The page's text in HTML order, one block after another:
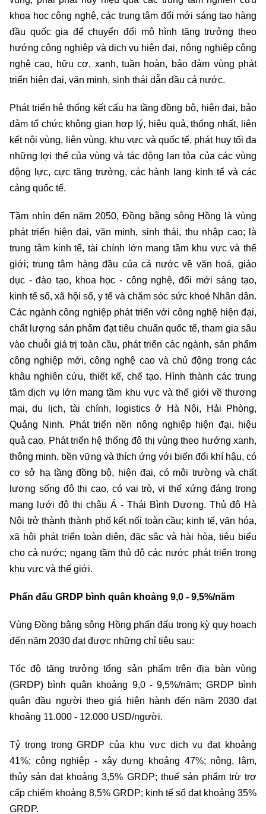
khoa học công nghệ, các trung tâm đổi mới sáng tạo hàng
đầu quốc gia để chuyển đổi mô hình tăng trưởng theo
hướng công nghiệp và dịch vụ hiện đại, nông nghiệp công
nghệ cao, hữu cơ, xanh, tuần hoàn, bảo đảm vùng phát
triển hiện đại, văn minh, sinh thái dẫn đầu cả nước.
Phát triển hệ thống kết cấu hạ tầng đồng bộ, hiện đại, bảo
đảm tổ chức không gian hợp lý, hiệu quả, thống nhất, liên
kết nội vùng, liên vùng, khu vực và quốc tế, phát huy tối đa
những lợi thế của vùng và tác động lan tỏa của các vùng
động lực, cực tăng trưởng, các hành lang kinh tế và các
cảng quốc tế.
Tầm nhìn đến năm 2050, Đồng bằng sông Hồng là vùng
phát triển hiện đại, văn minh, sinh thái, thu nhập cao; là
trung tâm kinh tế, tài chính lớn mang tầm khu vực và thế
giới; trung tâm hàng đầu của cả nước về văn hoá, giáo
dục - đào tạo, khoa học - công nghệ, đổi mới sáng tạo,
kinh tế số, xã hội số, y tế và chăm sóc sức khoẻ Nhân dân.
Các ngành công nghiệp phát triển với công nghệ hiện đại,
chất lượng sản phẩm đạt tiêu chuẩn quốc tế, tham gia sâu
vào chuỗi giá trị toàn cầu, phát triển các ngành, sản phẩm
công nghiệp mới, công nghệ cao và chủ động trong các
khâu nghiên cứu, thiết kế, chế tạo. Hình thành các trung
tâm dịch vụ lớn mang tầm khu vực và thế giới về thương
mại, du lịch, tài chính, logistics ở Hà Nội, Hải Phòng,
Quảng Ninh. Phát triển nền nông nghiệp hiện đại, hiệu
quả cao. Phát triển hệ thống đô thị vùng theo hướng xanh,
thông minh, bền vững và thích ứng với biến đổi khí hậu, có
cơ sở hạ tầng đồng bộ, hiện đại, có môi trường và chất
lượng sống đô thị cao, có vai trò, vị thế xứng đáng trong
mạng lưới đô thị châu Á - Thái Bình Dương. Thủ đô Hà
Nội trở thành thành phố kết nối toàn cầu; kinh tế, văn hóa,
xã hội phát triển toàn diện, đặc sắc và hài hòa, tiêu biểu
cho cả nước; ngang tầm thủ đô các nước phát triển trong
khu vực và thế giới.
Phấn đấu GRDP bình quân khoảng 9,0 - 9,5%/năm
Vùng Đồng bằng sông Hồng phấn đấu trong kỳ quy hoạch
đến năm 2030 đạt được những chỉ tiêu sau:
Tốc độ tăng trưởng tổng sản phẩm trên địa bàn vùng
(GRDP) bình quân khoảng 9,0 - 9,5%/năm; GRDP bình
quân đầu người theo giá hiện hành đến năm 2030 đạt
khoảng 11.000 - 12.000 USD/người.
Tỷ trọng trong GRDP của khu vực dịch vụ đạt khoảng
41%; công nghiệp - xây dựng khoảng 47%; nông, lâm,
thủy sản đạt khoảng 3,5% GRDP; thuế sản phẩm trừ trợ
cấp chiếm khoảng 8,5% GRDP; kinh tế số đạt khoảng 35%
GRDP.